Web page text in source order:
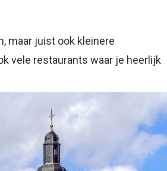
maar juist ook kleinere
vele restaurants waar je heerlijk